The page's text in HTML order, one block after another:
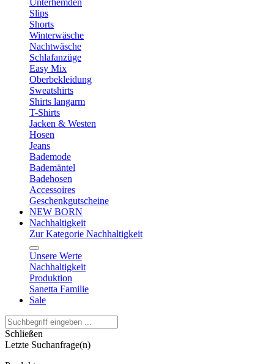
Unterhemden
Slips
Shorts
Winterwäsche
Nachtwäsche
Schlafanzüge
Easy Mix
Oberbekleidung
Sweatshirts
Shirts langarm
T-Shirts
Jacken & Westen
Hosen
Jeans
Bademode
Bademäntel
Badehosen
Accessoires
Geschenkgutscheine
NEW BORN
Nachhaltigkeit
Zur Kategorie Nachhaltigkeit
Unsere Werte
Nachhaltigkeit
Produktion
Sanetta Familie
Sale
Schließen
Letzte Suchanfrage(n)